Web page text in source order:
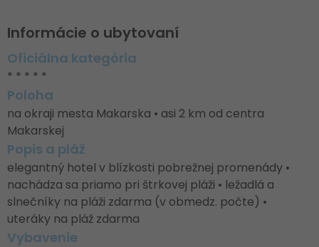
Informácie o ubytovaní
Oficiálna kategória
* * * * *
Poloha
na okraji mesta Makarska • asi 2 km od centra
Makarskej
Popis a pláž
elegantný hotel v blízkosti pobrežnej promenády •
nachádza sa priamo pri štrkovej pláži • ležadlá a
slnečníky na pláži zdarma (v obmedz. počte) •
uteráky na pláž zdarma
Vybavenie